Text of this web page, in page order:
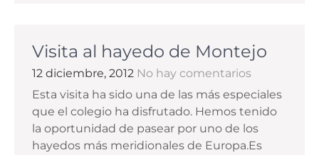
Visita al hayedo de Montejo
12 diciembre, 2012 No hay comentarios
Esta visita ha sido una de las más especiales
que el colegio ha disfrutado. Hemos tenido
la oportunidad de pasear por uno de los
hayedos más meridionales de Europa.Es